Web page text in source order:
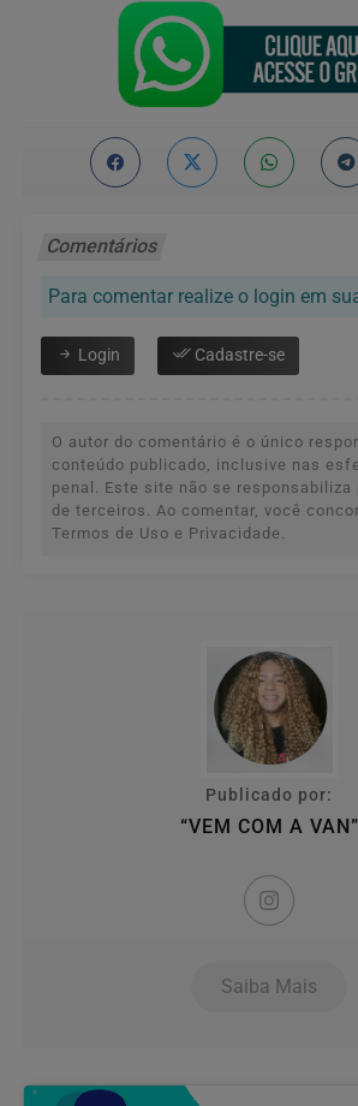
Comentários
Para comentar realize o login em
Login Cadastre-se
O autor do comentário é o único
conteúdo publicado, inclusive nas
penal. Este site não se responsabiliza
de terceiros. Ao comentar, você
Termos de Uso e Privacidade.
Publicado por:
“VEM COM A VAN”
Saiba Mais